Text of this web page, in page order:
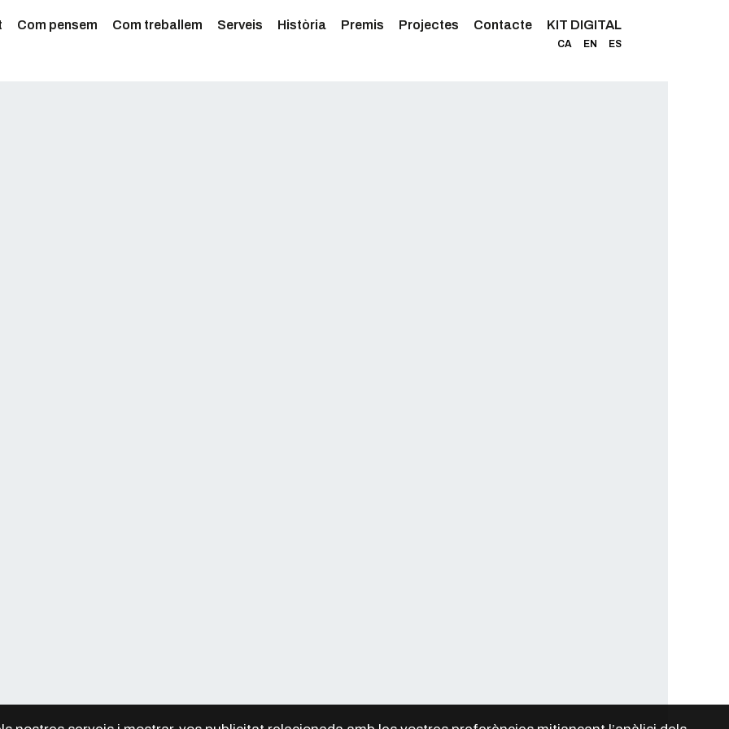
Com pensem Com treballem Serveis Història Premis Projectes Contacte KIT DIGITAL
CA EN ES